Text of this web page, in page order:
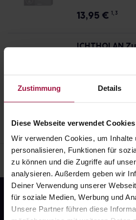
Zustimmung Details
Diese Webseite verwendet Cookies
Wir verwenden Cookies, um Inhalte
personalisieren, Funktionen für
zu können und die Zugriffe auf
analysieren. Außerdem geben wir
Deiner Verwendung unserer
für soziale Medien, Werbung und
Unsere Partner führen diese
Angaben der Packungsbeilage
Arzt sie individuell abstimmt,
schon einige Zeit zurückliegt.
13,95 € 1, 3
ICHTHOLAN
15,97€